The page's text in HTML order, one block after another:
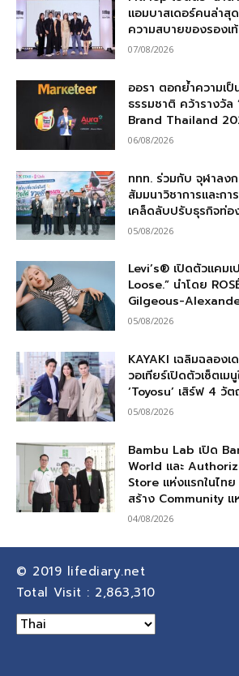
แอมบาสเดอร์คนล่า
ความสบายของรองเ
07/08/2026
ออรา ตอกย้ำความเ
ธรรมชาติ คว้ารางวัล
Brand Thailand
06/08/2026
ททท. ร่วมกับ จุฬาลง
สัมมนาวิชาการและกา
เคล็ดลับปรับธุรกิจท่อ
05/08/2026
Levi’s® เปิดตัวแคม
Loose.” นำโดย
Gilgeous-
05/08/2026
KAYAKI เฉลิมฉลอง
วอเทียร์เปิดตัวเซ็ตเม
‘Toyosu’ เสิร์ฟ 4 วั
05/08/2026
Bambu Lab เปิด
World และ
Store แห่งแรกในไทย
สร้าง Community แ
04/08/2026
© 2019 lifediary.net
Total Visit : 2,863,310